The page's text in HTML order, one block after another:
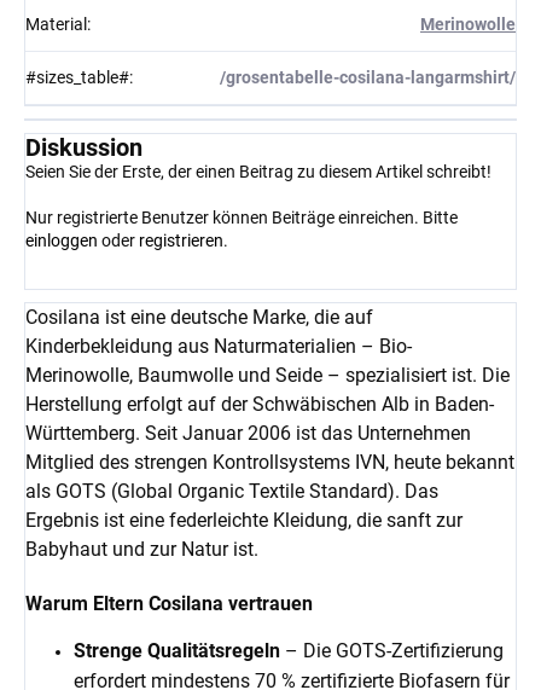
Material : Merinowolle
#sizes_table#: /grosentabelle-cosilana-langarmshirt/
Diskussion
Seien Sie der Erste, der einen Beitrag zu diesem Artikel schreibt!
Nur registrierte Benutzer können Beiträge einreichen. Bitte
einloggen oder registrieren.
Cosilana ist eine deutsche Marke, die auf
Kinderbekleidung aus Naturmaterialien – Bio-
Merinowolle, Baumwolle und Seide – spezialisiert ist. Die
Herstellung erfolgt auf der Schwäbischen Alb in Baden-
Württemberg. Seit Januar 2006 ist das Unternehmen
Mitglied des strengen Kontrollsystems IVN, heute bekannt
als GOTS (Global Organic Textile Standard). Das
Ergebnis ist eine federleichte Kleidung, die sanft zur
Babyhaut und zur Natur ist.
Warum Eltern Cosilana vertrauen
Strenge Qualitätsregeln – Die GOTS-Zertifizierung
erfordert mindestens 70 % zertifizierte Biofasern für